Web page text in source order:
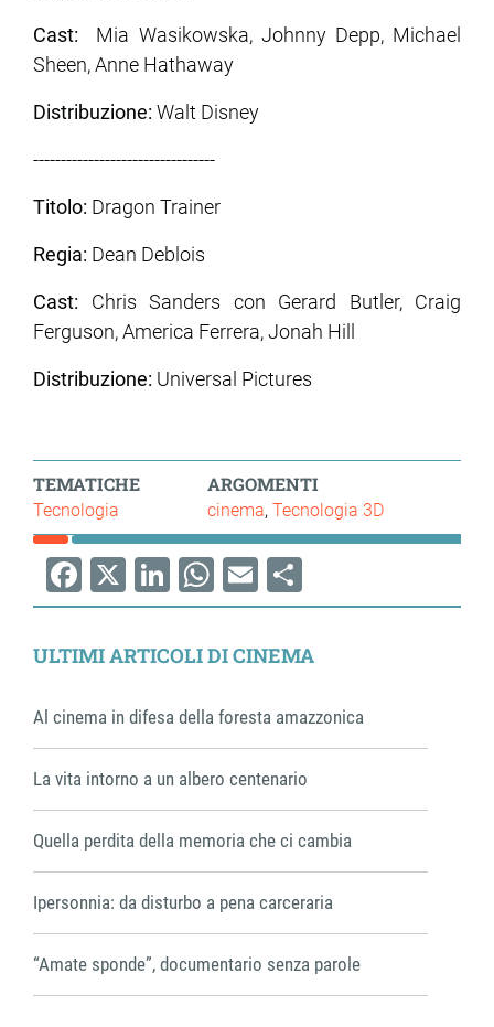
Cast: Mia Wasikowska, Johnny Depp, Michael
Sheen, Anne Hathaway
Distribuzione: Walt Disney
---------------------------------
Titolo: Dragon Trainer
Regia: Dean Deblois
Cast: Chris Sanders con Gerard Butler, Craig
Ferguson, America Ferrera, Jonah Hill
Distribuzione: Universal Pictures
TEMATICHE
Tecnologia
ARGOMENTI
cinema Tecnologia 3D
Facebook
X LinkedIn
WhatsApp
EmailShare
ULTIMI ARTICOLI DI CINEMA
Al cinema in difesa della foresta amazzonica
La vita intorno a un albero centenario
Quella perdita della memoria che ci cambia
Ipersonnia: da disturbo a pena carceraria
“Amate sponde”, documentario senza parole